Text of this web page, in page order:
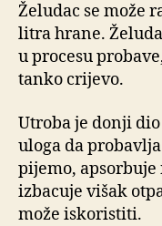
Želudac se može
litra hrane.
u procesu
tanko crijevo.
Utroba je donji
uloga da
pijemo,
izbacuje višak
može iskoristiti.